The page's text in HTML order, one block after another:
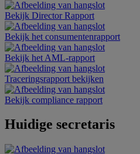
Bekijk Director Rapport
Bekijk het consumentenrapport
Bekijk het AML-rapport
Traceringsrapport bekijken
Bekijk compliance rapport
Huidige secretaris